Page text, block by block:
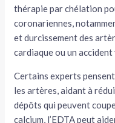
thérapie par chélation
coronariennes,
et durcissement des
cardiaque ou un
Certains experts pensent
les artères, aidant à
dépôts qui peuvent
calcium, l’EDTA peut